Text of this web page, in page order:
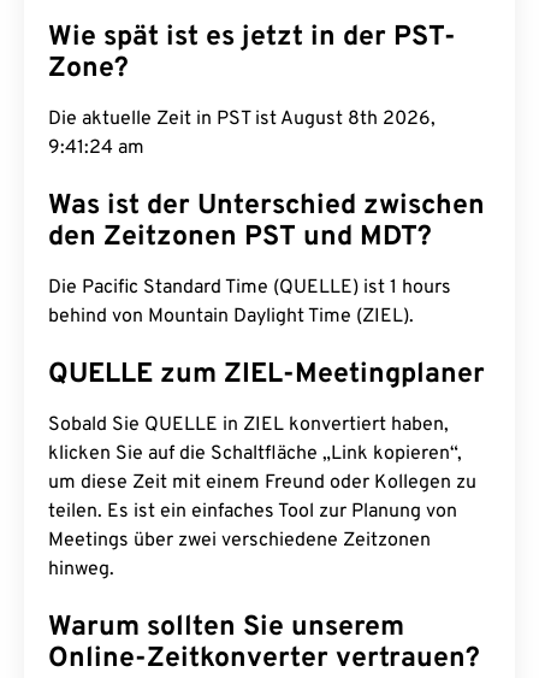
Wie spät ist es jetzt in der PST-
Zone?
Die aktuelle Zeit in PST ist August 8th 2026,
9:41:25 am
Was ist der Unterschied zwischen
den Zeitzonen PST und MDT?
Die Pacific Standard Time (QUELLE) ist 1 hours
behind von Mountain Daylight Time (ZIEL).
QUELLE zum ZIEL-Meetingplaner
Sobald Sie QUELLE in ZIEL konvertiert haben,
klicken Sie auf die Schaltfläche „Link kopieren“,
um diese Zeit mit einem Freund oder Kollegen zu
teilen. Es ist ein einfaches Tool zur Planung von
Meetings über zwei verschiedene Zeitzonen
hinweg.
Warum sollten Sie unserem
Online-Zeitkonverter vertrauen?